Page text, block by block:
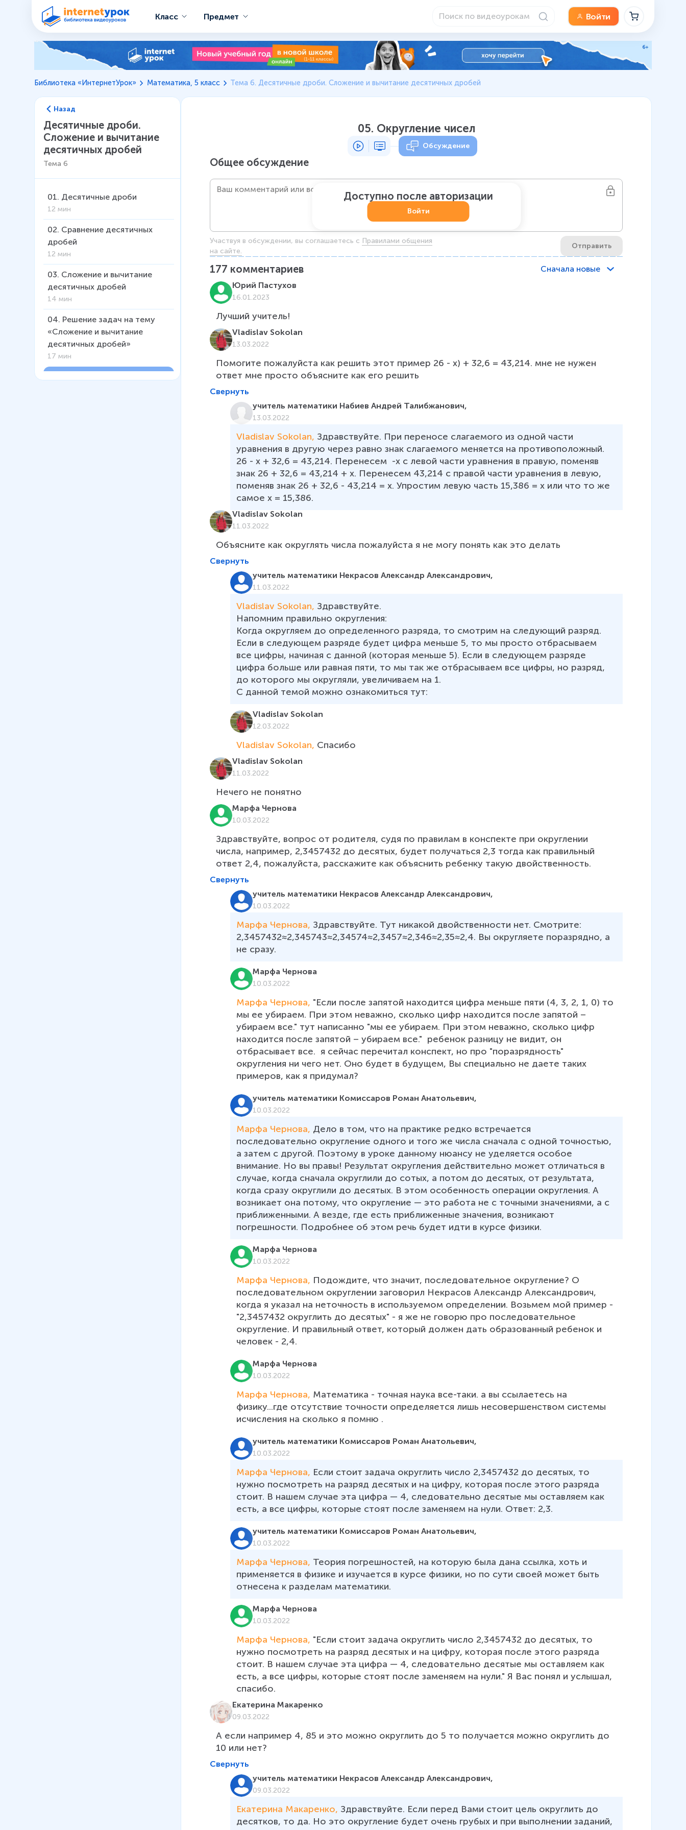
Класс Предмет Войти
Библиотека «ИнтернетУрок» Математика, 5 класс Тема 6. Десятичные дроби. Сложение и вычитание десятичных дробей
Назад
Десятичные дроби.
Сложение и вычитание
десятичных дробей
Тема 6
01. Десятичные дроби
12 мин
02. Сравнение десятичных
дробей
12 мин
03. Сложение и вычитание
десятичных дробей
14 мин
04. Решение задач на тему
«Сложение и вычитание
десятичных дробей»
17 мин
05. Округление чисел
Обсуждение
Общее обсуждение
Участвуя в обсуждении, вы соглашаетесь c Правилами общения
на сайте.
Отправить
Доступно после авторизации
Войти
177 комментариев
Сначала новые
Юрий Пастухов
16.01.2023
Vladislav Sokolan
13.03.2022
Помогите пожалуйста как решить этот пример 26 - x) + 32,6 = 43,214. мне не нужен
ответ мне просто объясните как его решить
Свернуть
учитель математики Набиев Андрей Талибжанович,
13.03.2022
Vladislav Sokolan, Здравствуйте. При переносе слагаемого из одной части
уравнения в другую через равно знак слагаемого меняется на противоположный.
26 - х + 32,6 = 43,214. Перенесем  -х с левой части уравнения в правую, поменяв
знак 26 + 32,6 = 43,214 + х. Перенесем 43,214 с правой части уравнения в левую,
поменяв знак 26 + 32,6 - 43,214 = х. Упростим левую часть 15,386 = х или что то же
самое х = 15,386.
Vladislav Sokolan
11.03.2022
Объясните как округлять числа пожалуйста я не могу понять как это делать
Свернуть
учитель математики Некрасов Александр Александрович,
11.03.2022
Vladislav Sokolan, Здравствуйте.
Напомним правильно округления:
Когда округляем до определенного разряда, то смотрим на следующий разряд.
Если в следующем разряде будет цифра меньше 5, то мы просто отбрасываем
все цифры, начиная с данной (которая меньше 5). Если в следующем разряде
цифра больше или равная пяти, то мы так же отбрасываем все цифры, но разряд,
до которого мы округляли, увеличиваем на 1.
Vladislav Sokolan
12.03.2022
Vladislav Sokolan, Спасибо
Vladislav Sokolan
11.03.2022
Нечего не понятно
Марфа Чернова
10.03.2022
Здравствуйте, вопрос от родителя, судя по правилам в конспекте при округлении
числа, например, 2,3457432 до десятых, будет получаться 2,3 тогда как правильный
ответ 2,4, пожалуйста, расскажите как объяснить ребенку такую двойственность.
Свернуть
учитель математики Некрасов Александр Александрович,
10.03.2022
Марфа Чернова, Здравствуйте. Тут никакой двойственности нет. Смотрите:
2,3457432≈2,345743≈2,34574≈2,3457≈2,346≈2,35≈2,4. Вы округляете поразрядно, а
не сразу.
Марфа Чернова
10.03.2022
Марфа Чернова, "Если после запятой находится цифра меньше пяти (4, 3, 2, 1, 0) то
мы ее убираем. При этом неважно, сколько цифр находится после запятой –
убираем все." тут написанно "мы ее убираем. При этом неважно, сколько цифр
находится после запятой – убираем все."  ребенок разницу не видит, он
отбрасывает все.  я сейчас перечитал конспект, но про "поразрядность"
округления ни чего нет. Оно будет в будущем, Вы специально не даете таких
примеров, как я придумал?
учитель математики Комиссаров Роман Анатольевич,
10.03.2022
Марфа Чернова, Дело в том, что на практике редко встречается
последовательно округление одного и того же числа сначала с одной точностью,
а затем с другой. Поэтому в уроке данному нюансу не уделяется особое
внимание. Но вы правы! Результат округления действительно может отличаться в
случае, когда сначала округлили до сотых, а потом до десятых, от результата,
когда сразу округлили до десятых. В этом особенность операции округления. А
возникает она потому, что округление — это работа не с точными значениями, а с
приближенными. А везде, где есть приближенные значения, возникают
погрешности. Подробнее об этом речь будет идти в курсе физики.
Марфа Чернова
10.03.2022
Марфа Чернова, Подождите, что значит, последовательное округление? О
последовательном округлении заговорил Некрасов Александр Александрович,
когда я указал на неточность в используемом определении. Возьмем мой пример -
"2,3457432 округлить до десятых" - я же не говорю про последовательное
округление. И правильный ответ, который должен дать образованный ребенок и
человек - 2,4.
Марфа Чернова
10.03.2022
Марфа Чернова, Математика - точная наука все-таки. а вы ссылаетесь на
физику...где отсутствие точности определяется лишь несовершенством системы
исчисления на сколько я помню .
учитель математики Комиссаров Роман Анатольевич,
10.03.2022
Марфа Чернова, Если стоит задача округлить число 2,3457432 до десятых, то
нужно посмотреть на разряд десятых и на цифру, которая после этого разряда
стоит. В нашем случае эта цифра — 4, следовательно десятые мы оставляем как
есть, а все цифры, которые стоят после заменяем на нули. Ответ: 2,3.
учитель математики Комиссаров Роман Анатольевич,
10.03.2022
Марфа Чернова, Теория погрешностей, на которую была дана ссылка, хоть и
применяется в физике и изучается в курсе физики, но по сути своей может быть
отнесена к разделам математики.
Марфа Чернова
10.03.2022
Марфа Чернова, "Если стоит задача округлить число 2,3457432 до десятых, то
нужно посмотреть на разряд десятых и на цифру, которая после этого разряда
стоит. В нашем случае эта цифра — 4, следовательно десятые мы оставляем как
есть, а все цифры, которые стоят после заменяем на нули." Я Вас понял и услышал,
спасибо.
Екатерина Макаренко
09.03.2022
А если например 4, 85 и это можно округлить до 5 то получается можно округлить до
10 или нет?
Свернуть
учитель математики Некрасов Александр Александрович,
09.03.2022
Екатерина Макаренко, Здравствуйте. Если перед Вами стоит цель округлить до
десятков, то да. Но это округление будет очень грубых и при выполнении заданий,